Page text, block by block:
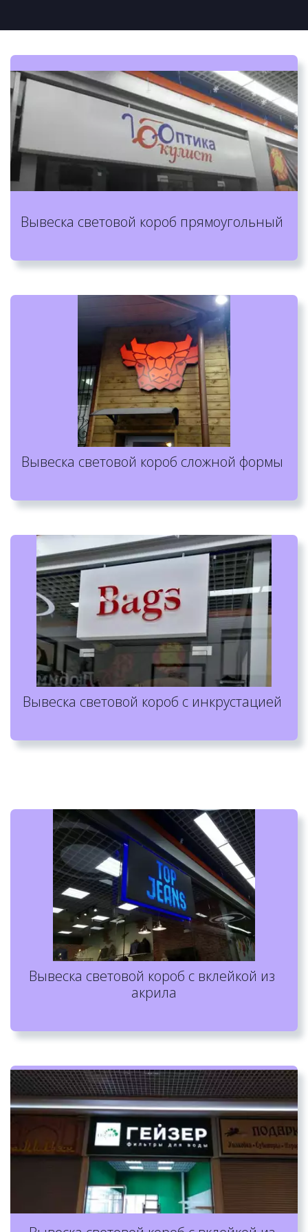
Вывеска световой короб прямоугольный
Вывеска световой короб сложной формы
Вывеска световой короб с инкрустацией
Вывеска световой короб с вклейкой из
акрила